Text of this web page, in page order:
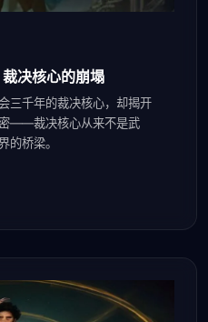
决核心的崩塌
三千年的裁决核心，却揭开
——裁决核心从来不是武
的桥梁。